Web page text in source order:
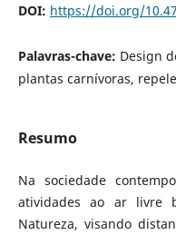
DOI: https://doi.org/
Palavras-chave: Design
plantas carnívoras,
Resumo
Na sociedade
atividades ao ar livre
Natureza, visando